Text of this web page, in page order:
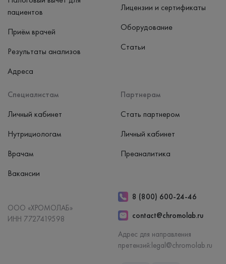
пациентов
Приём врачей
Результаты анализов
Адреса
Специалистам
Личный кабинет
Нутрициологам
Врачам
Вакансии
Партнерам
Стать партнером
Личный кабинет
Преаналитика
Лицензии и сертификаты
Оборудование
Статьи
ООО «ХРОМОЛАБ»
ИНН 7727419598
8 (800) 600-24-46
contact@chromolab.ru
Адрес для направления
претензий:legal@chromolab.ru